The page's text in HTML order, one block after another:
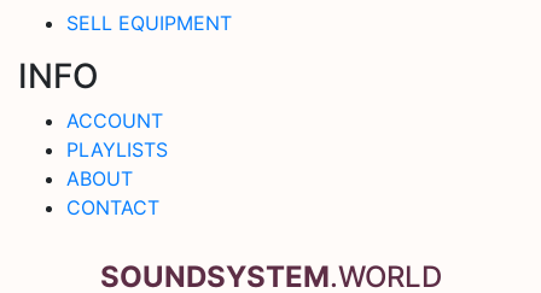
SELL EQUIPMENT
INFO
ACCOUNT
PLAYLISTS
ABOUT
CONTACT
SOUNDSYSTEM.WORLD